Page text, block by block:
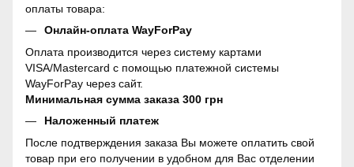
оплаты товара:
Онлайн-оплата WayForPay
Оплата производится через систему картами
VISA/Mastercard с помощью платежной системы
WayForPay через сайт.
Минимальная сумма заказа 300 грн
Наложенный платеж
После подтверждения заказа Вы можете оплатить свой
товар при его получении в удобном для Вас отделении